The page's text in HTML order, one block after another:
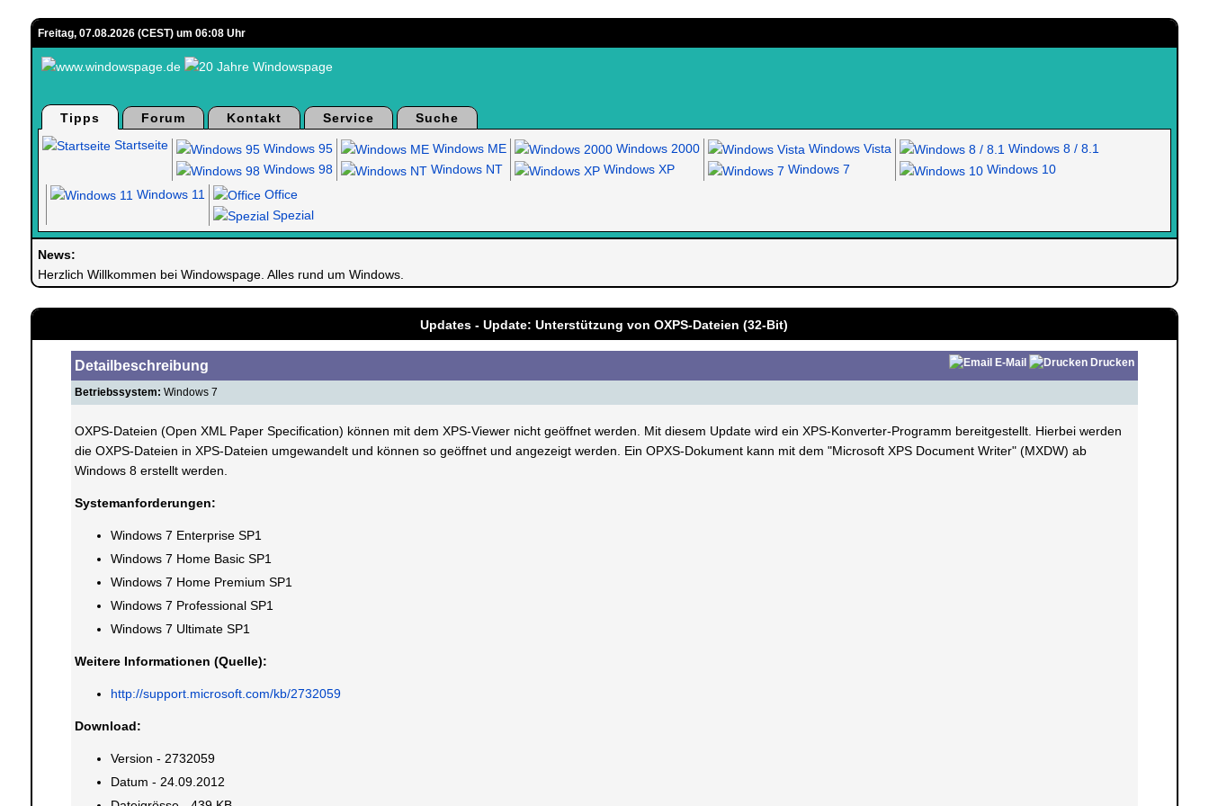
Freitag, 07.08.2026 (CEST) um 06:08 Uhr
Tipps Forum Kontakt Service
Suche
Startseite
Windows 95
Windows 98
Windows ME
Windows NT
Windows 2000
Windows XP
Windows Vista
Windows 7
Windows 8 / 8.1
Windows 10
Windows 11
Office
Spezial
News:
Herzlich Willkommen bei Windowspage. Alles rund um Windows.
Updates - Update: Unterstützung von OXPS-Dateien (32-Bit)
Detailbeschreibung E-Mail Drucken
Betriebssystem: Windows 7
OXPS-Dateien (Open XML Paper Specification) können mit dem XPS-Viewer nicht geöffnet werden. Mit diesem Update wird ein XPS-Konverter-Programm bereitgestellt. Hierbei werden
die OXPS-Dateien in XPS-Dateien umgewandelt und können so geöffnet und angezeigt werden. Ein OPXS-Dokument kann mit dem "Microsoft XPS Document Writer" (MXDW) ab
Windows 8 erstellt werden.
Systemanforderungen:
Windows 7 Enterprise SP1
Windows 7 Home Basic SP1
Windows 7 Home Premium SP1
Windows 7 Professional SP1
Windows 7 Ultimate SP1
Weitere Informationen (Quelle):
http://support.microsoft.com/kb/2732059
Download:
Version - 2732059
Datum - 24.09.2012